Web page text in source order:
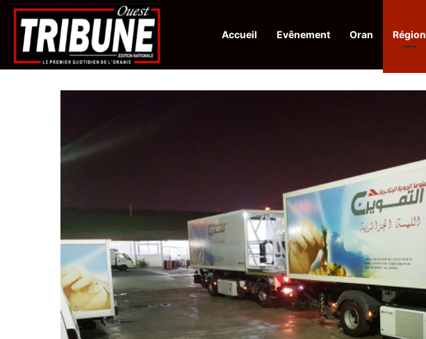
Accueil Evênement Oran Région
Infos en Direct: Protection de la ville sainte d’El-Qods : l’Algérie appelle à une action collective